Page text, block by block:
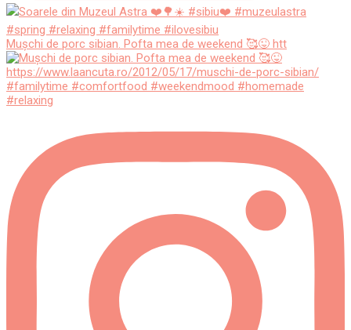
Mușchi de porc sibian. Pofta mea de weekend 🥰😜 htt